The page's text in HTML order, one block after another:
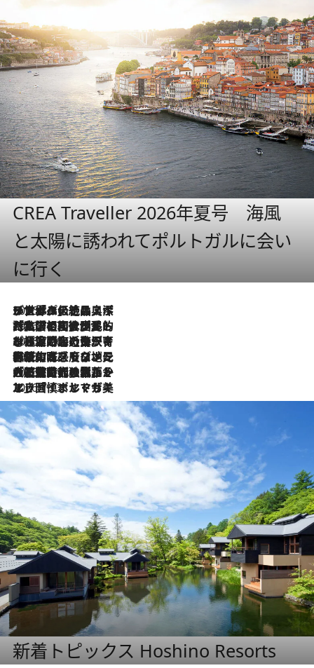
CREA Traveller 2026年夏号 海風
と太陽に誘われてポルトガルに会い
に行く
2026.8.8
リスボンの絶品スイーツ「パステル・デ・ナタ」とは？ポルトガル伝統の奥深い世界へ
2026.7.27
「私の祖国はポルトガル語です」国民的詩人フェルナンド・ペソアと、彼が愛した文学の街を歩く
2026.7.26
ポルトガル近海が育む極上の海の幸。キリリと冷えた白ワインと愉しむ、シーフード専門店の贅沢
2026.7.22
伝統の味をモダンに昇華。高感度な地元客が集う、リスボンの最旬ガストロノミー
2026.7.21
大航海時代の栄華から、震災、独裁、そして革命へ。ポルトガル・首都リスボンの石畳に刻まれた「歴史の光と影」
2026.7.13
エッセイ・ヤマザキマリ「慎ましくも美しき国 ポルトガル」
新着トピックス Hoshino Resorts